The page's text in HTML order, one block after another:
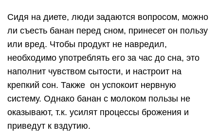
Сидя на диете, люди задаются вопросом, можно
ли съесть банан перед сном, принесет он пользу
или вред. Чтобы продукт не навредил,
необходимо употреблять его за час до сна, это
наполнит чувством сытости, и настроит на
крепкий сон. Также он успокоит нервную
систему. Однако банан с молоком пользы не
оказывают, т.к. усилят процессы брожения и
приведут к вздутию.